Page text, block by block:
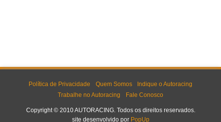
Política de Privacidade Quem Somos
Indique o Autoracing
Trabalhe no Autoracing
Fale Conosco
Copyright © 2010 AUTORACING. Todos os direitos reservados.
site desenvolvido por PopUp